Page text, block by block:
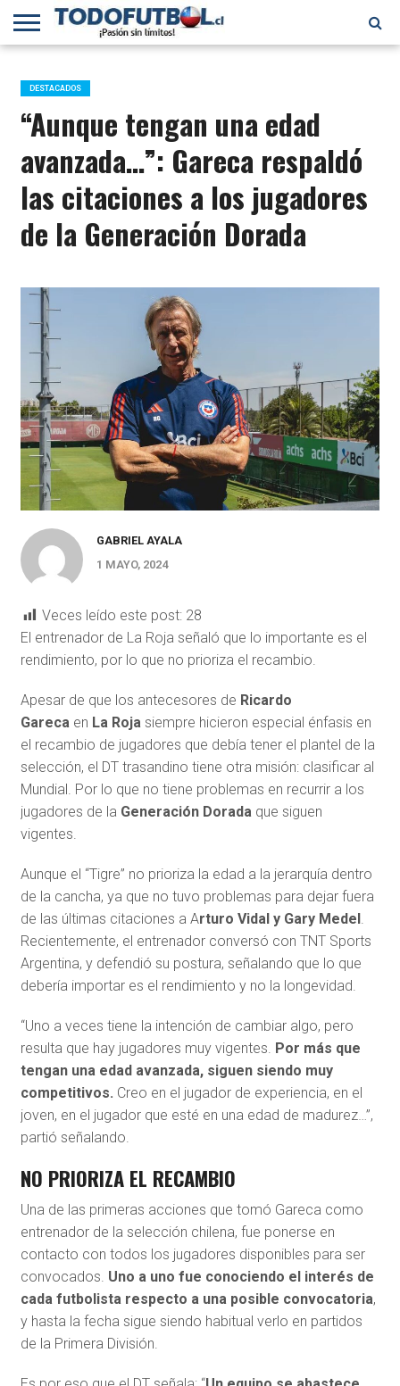
PRIMERA
B
SELECCIÓN
CHILENA
CHILENOS
EN EL
MUNDO
FÚTBOL
INTERNACIONAL
DESTACADOS
“Aunque tengan una edad
avanzada…”: Gareca respaldó
las citaciones a los jugadores
de la Generación Dorada
GABRIEL AYALA
1 MAYO, 2024
Veces leído este post: 28
El entrenador de La Roja señaló que lo importante es el
rendimiento, por lo que no prioriza el recambio.
Apesar de que los antecesores de Ricardo
Garecaen La Roja siempre hicieron especial énfasis en
el recambio de jugadores que debía tener el plantel de la
selección, el DT trasandino tiene otra misión: clasificar al
Mundial. Por lo que no tiene problemas en recurrir a los
jugadores de la Generación Doradaque siguen
vigentes.
Aunque el “Tigre” no prioriza la edad a la jerarquía dentro
de la cancha, ya que no tuvo problemas para dejar fuera
de las últimas citaciones a Arturo Vidal y Gary Medel .
Recientemente, el entrenador conversó con TNT Sports
Argentina, y defendió su postura, señalando que lo que
debería importar es el rendimiento y no la longevidad.
“Uno a veces tiene la intención de cambiar algo, pero
resulta que hay jugadores muy vigentes. Por más que
tengan una edad avanzada, siguen siendo muy
competitivos. Creo en el jugador de experiencia, en el
joven, en el jugador que esté en una edad de madurez…”,
partió señalando.
NO PRIORIZA EL RECAMBIO
Una de las primeras acciones que tomó Gareca como
entrenador de la selección chilena, fue ponerse en
contacto con todos los jugadores disponibles para ser
convocados. Uno a uno fue conociendo el interés de
cada futbolista respecto a una posible convocatoria,
y hasta la fecha sigue siendo habitual verlo en partidos
de la Primera División.